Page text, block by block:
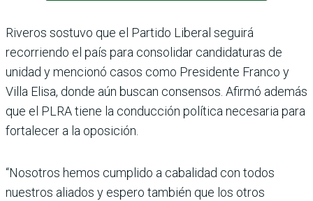
Riveros sostuvo que el Partido Liberal seguirá
recorriendo el país para consolidar candidaturas de
unidad y mencionó casos como Presidente Franco y
Villa Elisa, donde aún buscan consensos. Afirmó además
que el PLRA tiene la conducción política necesaria para
fortalecer a la oposición.
“Nosotros hemos cumplido a cabalidad con todos
nuestros aliados y espero también que los otros